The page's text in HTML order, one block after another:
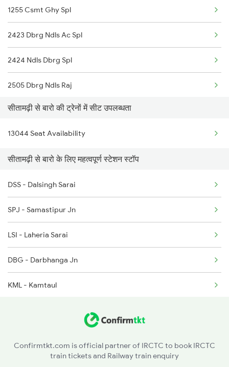
4006 Anvt Smi Spl
4007 Rxl Anvt Spl
4008 Sadhbhawna Spl
5547 Rxl Ltt Spl
5548 Ltt Rxl Special
5655 Kyq Svdk Special
13155 Mithilanchal Ex
22552 Antyodaya Exp
1255 Csmt Ghy Spl
2423 Dbrg Ndls Ac Spl
2424 Ndls Dbrg Spl
2505 Dbrg Ndls Raj
2506 Dbrg Rjdhni Spl
2521 Bju Ers Spl
2522 Ers Bju Express
2545 Rxl Ltt Spl
2553 Shc Ndls Special
2577 Dbg Mys Spl
2578 Mys Dbg Fest Spl
3136 Jyg Koaa Spl
सीतामढ़ी से बारो की ट्रेनों में सीट उपलब्धता
13044 Seat Availability
सीतामढ़ी से बारो के लिए महत्वपूर्ण स्टेशन स्टॉप
DSS - Dalsingh Sarai
SPJ - Samastipur Jn
LSI - Laheria Sarai
DBG - Darbhanga Jn
KML - Kamtaul
Confirmtkt.com is official partner of IRCTC to book IRCTC
train tickets and Railway train enquiry